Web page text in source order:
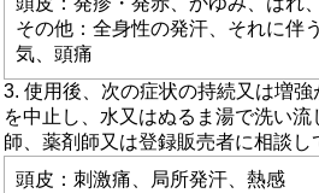
その他：全身性の発汗、それに伴
気、頭痛
3. 使用後、次の症状の持続又は増
を中止し、水又はぬるま湯で洗い
師、薬剤師又は登録販売者に相談し
頭皮：刺激痛、局所発汗、熱感